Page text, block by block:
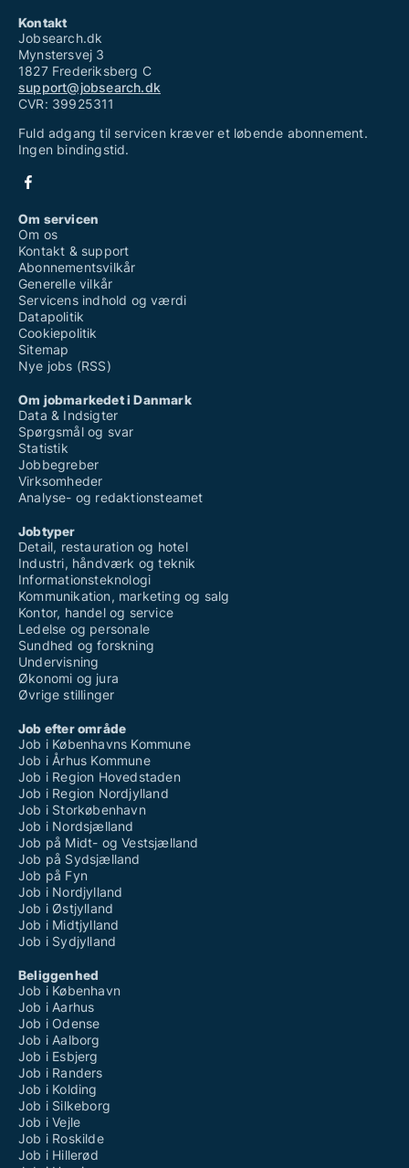
Kontakt
Jobsearch.dk
Mynstersvej 3
1827 Frederiksberg C
support@jobsearch.dk
CVR: 39925311
Fuld adgang til servicen kræver et løbende abonnement.
Ingen bindingstid.
Om servicen
Om os
Kontakt & support
Abonnementsvilkår
Generelle vilkår
Servicens indhold og værdi
Datapolitik
Cookiepolitik
Sitemap
Nye jobs (RSS)
Om jobmarkedet i Danmark
Data & Indsigter
Spørgsmål og svar
Statistik
Jobbegreber
Virksomheder
Analyse- og redaktionsteamet
Jobtyper
Detail, restauration og hotel
Industri, håndværk og teknik
Informationsteknologi
Kommunikation, marketing og salg
Kontor, handel og service
Ledelse og personale
Sundhed og forskning
Undervisning
Økonomi og jura
Øvrige stillinger
Job efter område
Job i Københavns Kommune
Job i Århus Kommune
Job i Region Hovedstaden
Job i Region Nordjylland
Job i Storkøbenhavn
Job i Nordsjælland
Job på Midt- og Vestsjælland
Job på Sydsjælland
Job på Fyn
Job i Nordjylland
Job i Østjylland
Job i Midtjylland
Job i Sydjylland
Beliggenhed
Job i København
Job i Aarhus
Job i Odense
Job i Aalborg
Job i Esbjerg
Job i Randers
Job i Kolding
Job i Silkeborg
Job i Vejle
Job i Roskilde
Job i Hillerød